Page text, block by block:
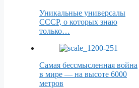
Уникальные универсалы
СССР, о которых знаю
только…
Самая бессмысленная война
в мире — на высоте 6000
метров